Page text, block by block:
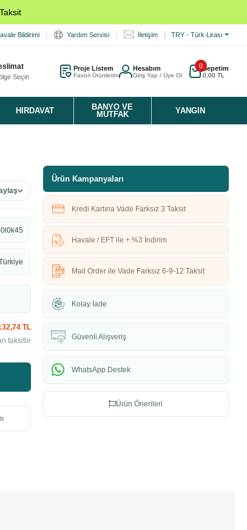
Bildirimi Yardım Servisi İletişim TRY - Türk Lirası
Seçin
Proje Listem
Favori Ürünlerim
Hesabım
Giriş Yap / Üye Ol
0Sepetim
0,00 TL
HIRDAVAT
BANYO VE
MUTFAK
YANGIN
TL
taksitle
Ürün Kampanyaları
Kredi Kartına Vade Farksız 3 Taksit
Havale / EFT ile + %3 İndirim
Mail Order ile Vade Farksız 6-9-12 Taksit
Kolay İade
Güvenli Alışveriş
WhatsApp Destek
Ürün Önerileri